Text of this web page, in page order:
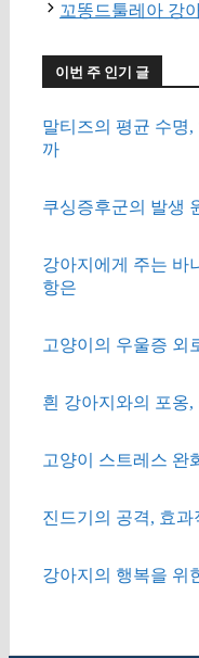
꼬똥드툴레아 강
이번 주 인기 글
말티즈의 평균 수명
까
쿠싱증후군의 발생
강아지에게 주는 바
항은
고양이의 우울증 외
흰 강아지와의 포옹,
고양이 스트레스 완
진드기의 공격, 효
강아지의 행복을 위